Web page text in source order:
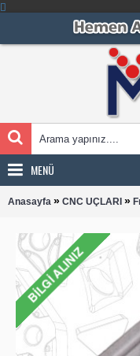
MENÜ
Anasayfa » CNC UÇLARI »